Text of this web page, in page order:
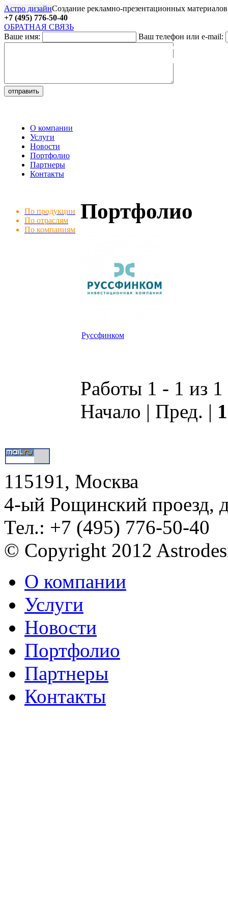
27
Астро дизайнСоздание рекламно-презентационных материалов
+7 (495) 776-50-40
ОБРАТНАЯ СВЯЗЬ
Ваше имя:
Ваш телефон или e-mail:
О компании
Услуги
Новости
Портфолио
Партнеры
Контакты
По продукции
По отраслям
По компаниям
Портфолио
Руссфинком
Работы 1 - 1 из 1
Начало | Пред. | 1
115191, Москва
4-ый Рощинский проезд,
Тел.: +7 (495) 776-50-40
© Copyright 2012
О компании
Услуги
Новости
Портфолио
Партнеры
Контакты